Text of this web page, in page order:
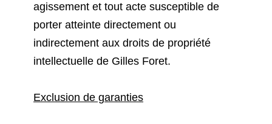
agissement et tout acte susceptible de
porter atteinte directement ou
indirectement aux droits de propriété
intellectuelle de Gilles Foret.
Exclusion de garanties